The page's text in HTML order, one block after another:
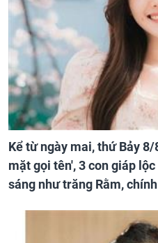
Kể từ ngày mai, thứ Bảy
mặt gọi tên', 3 con giáp
sáng như trăng Rằm,